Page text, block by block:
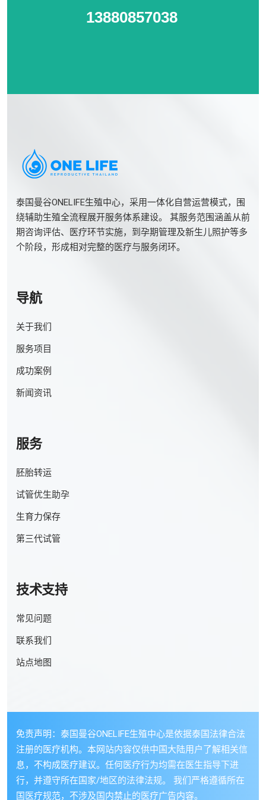
13880857038
泰国曼谷ONELIFE生殖中心，采用一体化自营运营模式，围
绕辅助生殖全流程展开服务体系建设。 其服务范围涵盖从前
期咨询评估、医疗环节实施，到孕期管理及新生儿照护等多
个阶段，形成相对完整的医疗与服务闭环。
导航
关于我们
服务项目
成功案例
新闻资讯
服务
胚胎转运
试管优生助孕
生育力保存
第三代试管
技术支持
常见问题
联系我们
站点地图
免责声明：泰国曼谷ONELIFE生殖中心是依据泰国法律合法
注册的医疗机构。本网站内容仅供中国大陆用户了解相关信
息，不构成医疗建议。任何医疗行为均需在医生指导下进
行，并遵守所在国家/地区的法律法规。 我们严格遵循所在
国医疗规范，不涉及国内禁止的医疗广告内容。